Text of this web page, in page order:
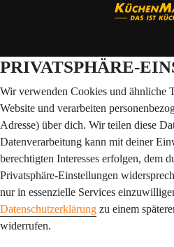
PRIVATSPHÄRE-
Wir verwenden Cookies und ähnliche
Website und verarbeiten
Adresse) über dich. Wir teilen diese
Datenverarbeitung kann mit deiner
berechtigten Interesses erfolgen, dem
Privatsphäre-Einstellungen
nur in essenzielle Services
Datenschutzerklärung zu einem
widerrufen.